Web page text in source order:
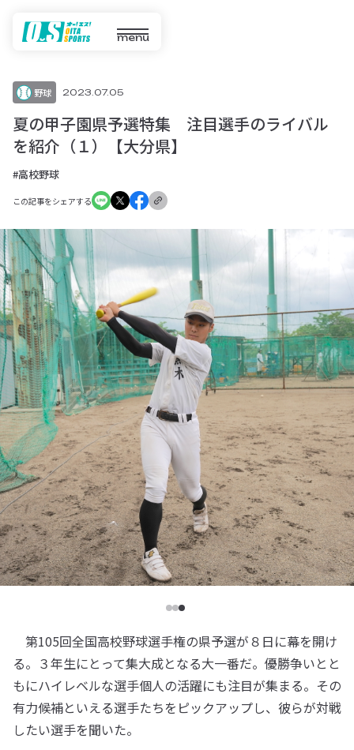
menu
野球 2023.07.05
夏の甲子園県予選特集 注目選手のライバル
を紹介（１）【大分県】
#高校野球
この記事をシェアする
第105回全国高校野球選手権の県予選が８日に幕を開け
る。３年生にとって集大成となる大一番だ。優勝争いとと
もにハイレベルな選手個人の活躍にも注目が集まる。その
有力候補といえる選手たちをピックアップし、彼らが対戦
したい選手を聞いた。